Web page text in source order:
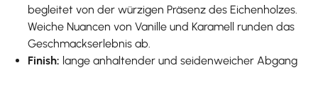
begleitet von der würzigen Präsenz des Eichenholzes.
Weiche Nuancen von Vanille und Karamell runden das
Geschmackserlebnis ab.
Finish: lange anhaltender und seidenweicher Abgang